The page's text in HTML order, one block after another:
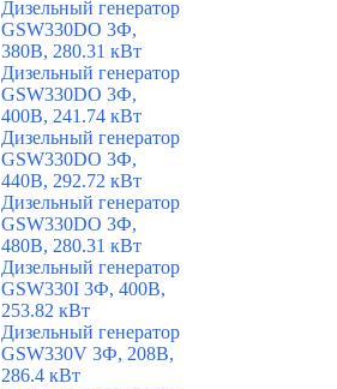
Дизельный генератор
GSW330DO 3Ф,
380В, 280.31 кВт
Дизельный генератор
GSW330DO 3Ф,
400В, 241.74 кВт
Дизельный генератор
GSW330DO 3Ф,
440В, 292.72 кВт
Дизельный генератор
GSW330DO 3Ф,
480В, 280.31 кВт
Дизельный генератор
GSW330I 3Ф, 400В,
253.82 кВт
Дизельный генератор
GSW330V 3Ф, 208В,
286.4 кВт